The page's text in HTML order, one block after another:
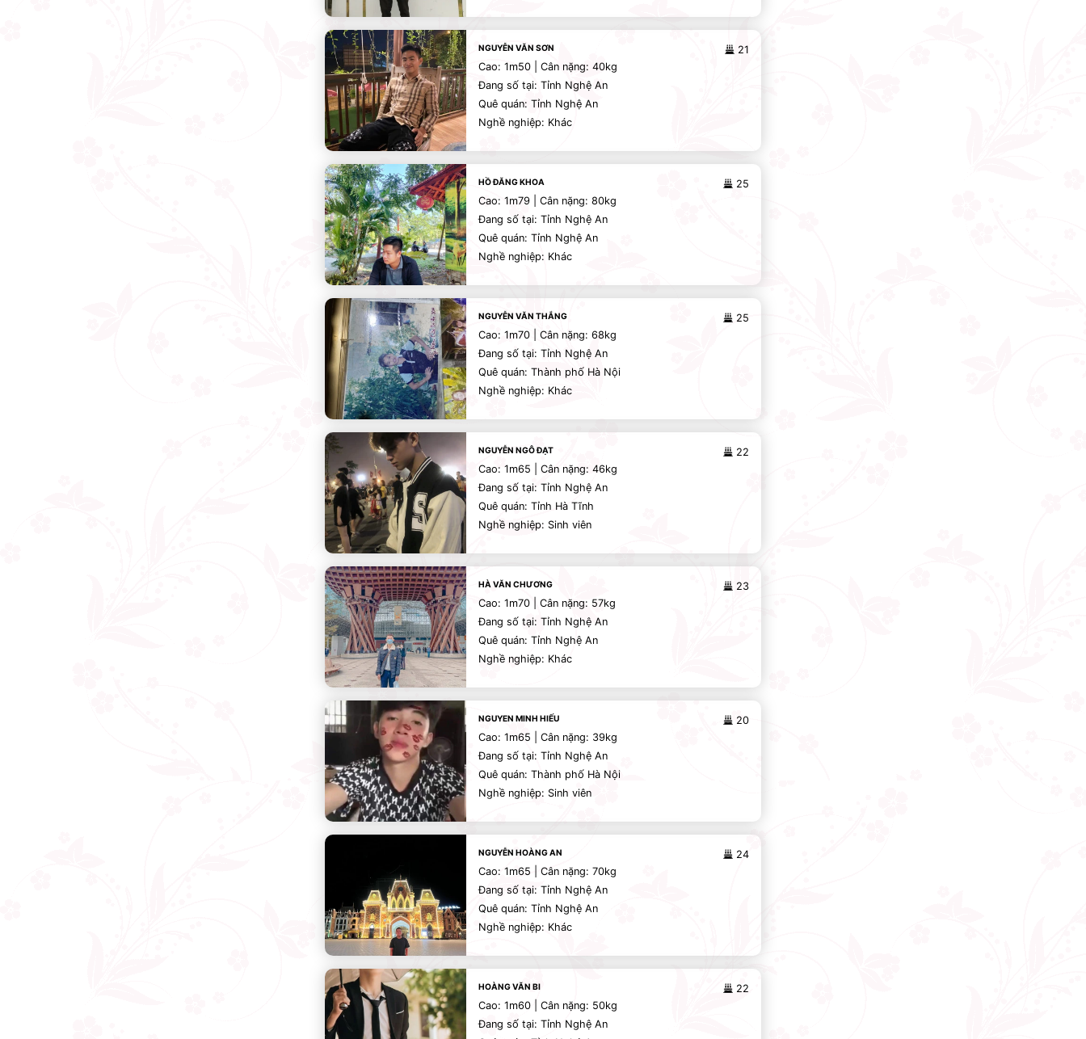
21
NGUYỄN VĂN SƠN
Cao: 1m50 | Cân nặng: 40kg
Đang số tại: Tỉnh Nghệ An
Quê quán: Tỉnh Nghệ An
Nghề nghiệp: Khác
25
HỒ ĐĂNG KHOA
Cao: 1m79 | Cân nặng: 80kg
Đang số tại: Tỉnh Nghệ An
Quê quán: Tỉnh Nghệ An
Nghề nghiệp: Khác
25
NGUYỄN VĂN THẮNG
Cao: 1m70 | Cân nặng: 68kg
Đang số tại: Tỉnh Nghệ An
Quê quán: Thành phố Hà Nội
Nghề nghiệp: Khác
22
NGUYỄN NGÔ ĐẠT
Cao: 1m65 | Cân nặng: 46kg
Đang số tại: Tỉnh Nghệ An
Quê quán: Tỉnh Hà Tĩnh
Nghề nghiệp: Sinh viên
23
HÀ VĂN CHƯƠNG
Cao: 1m70 | Cân nặng: 57kg
Đang số tại: Tỉnh Nghệ An
Quê quán: Tỉnh Nghệ An
Nghề nghiệp: Khác
20
NGUYEN MINH HIẾU
Cao: 1m65 | Cân nặng: 39kg
Đang số tại: Tỉnh Nghệ An
Quê quán: Thành phố Hà Nội
Nghề nghiệp: Sinh viên
24
NGUYỄN HOÀNG AN
Cao: 1m65 | Cân nặng: 70kg
Đang số tại: Tỉnh Nghệ An
Quê quán: Tỉnh Nghệ An
Nghề nghiệp: Khác
22
HOÀNG VĂN BI
Cao: 1m60 | Cân nặng: 50kg
Đang số tại: Tỉnh Nghệ An